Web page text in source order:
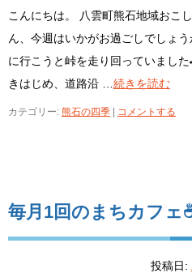
こんにちは。 八雲町熊石地域おこ
ん、今週はいかがお過ごしでしょ
に行こうと峠を走り回っていまし
きはじめ、道路沿 … 続きを読む
カテゴリー: 熊石の四季 コメントする
毎月1回のまちカフェ
投稿日: